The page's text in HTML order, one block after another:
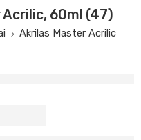
Acrilic, 60ml (47)
Akrilas Master Acrilic